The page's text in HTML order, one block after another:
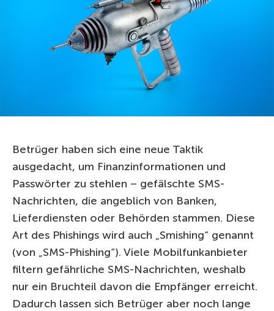
Betrüger haben sich eine neue Taktik
ausgedacht, um Finanzinformationen und
Passwörter zu stehlen – gefälschte SMS-
Nachrichten, die angeblich von Banken,
Lieferdiensten oder Behörden stammen. Diese
Art des Phishings wird auch „Smishing“ genannt
(von „SMS-Phishing“). Viele Mobilfunkanbieter
filtern gefährliche SMS-Nachrichten, weshalb
nur ein Bruchteil davon die Empfänger erreicht.
Dadurch lassen sich Betrüger aber noch lange